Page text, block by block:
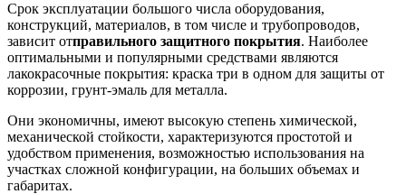
Срок эксплуатации большого числа оборудования,
конструкций, материалов, в том числе и трубопроводов,
зависит отправильного защитного покрытия. Наиболее
оптимальными и популярными средствами являются
лакокрасочные покрытия: краска три в одном для защиты от
коррозии, грунт-эмаль для металла.
Они экономичны, имеют высокую степень химической,
механической стойкости, характеризуются простотой и
удобством применения, возможностью использования на
участках сложной конфигурации, на больших объемах и
габаритах.